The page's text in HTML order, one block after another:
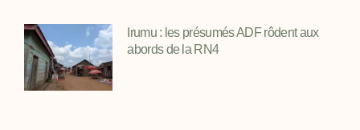
Irumu : les présumés ADF rôdent aux
abords de la RN4